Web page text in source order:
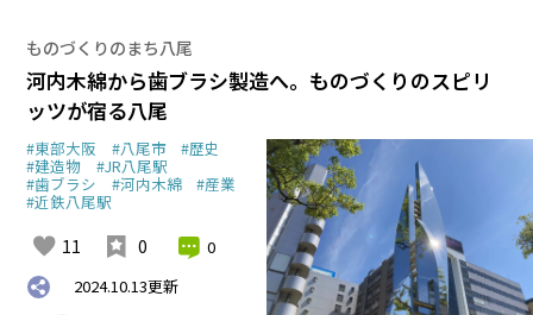
ものづくりのまち八尾
河内木綿から歯ブラシ製造へ。ものづくりのスピリ
ッツが宿る八尾
#東部大阪 #八尾市 #歴史
#建造物 #JR八尾駅
#歯ブラシ #河内木綿 #産業
#近鉄八尾駅
11 0
0
2024.10.13更新